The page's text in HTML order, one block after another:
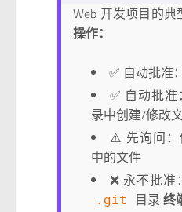
Web 开发项目的典
操作：
✅ 自动批准
✅ 自动批准
录中创建/修改
⚠️ 先询问：
中的文件
❌ 永不批
.git 目录 终